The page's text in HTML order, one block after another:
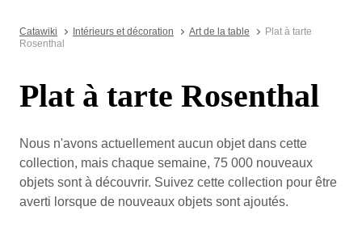
Catawiki Intérieurs et décoration Art de la table
Plat à tarte
Rosenthal
Plat à tarte Rosenthal
Nous n'avons actuellement aucun objet dans cette
collection, mais chaque semaine, 75 000 nouveaux
objets sont à découvrir. Suivez cette collection pour être
averti lorsque de nouveaux objets sont ajoutés.